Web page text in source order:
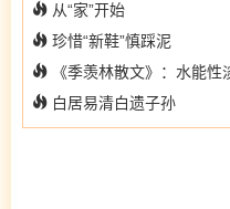
从“家”开始
珍惜“新鞋”慎踩泥
《季羡林散文》：水能性
白居易清白遗子孙